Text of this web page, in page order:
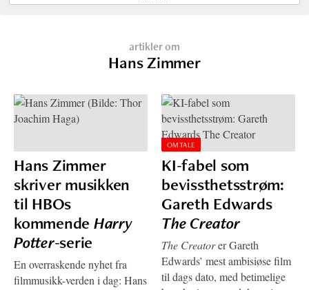
artikler om
Hans Zimmer
Hans Zimmer
skriver musikken
til HBOs
kommende Harry
Potter-serie
En overraskende nyhet fra
filmmusikk-verden i dag: Hans
OMTALE
KI-fabel som
bevissthetsstrøm:
Gareth Edwards
The Creator
The Creatorer Gareth
Edwards’ mest ambisiøse film
til dags dato, med betimelige